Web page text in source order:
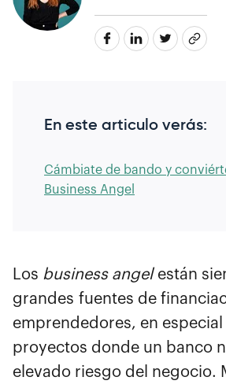
En este articulo verás:
Cámbiate de bando y
Business Angel
Los business angelestán
grandes fuentes de
emprendedores, en
proyectos donde un banco
elevado riesgo del negocio.